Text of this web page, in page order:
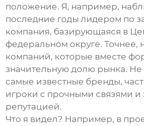
положение. Я, например,
последние годы лидером по
компания, базирующаяся в
федеральном округе. Точнее,
компаний, которые вместе
значительную долю рынка. Не
самые известные бренды,
игроки с прочными связями
репутацией.
Что я видел? Например, в